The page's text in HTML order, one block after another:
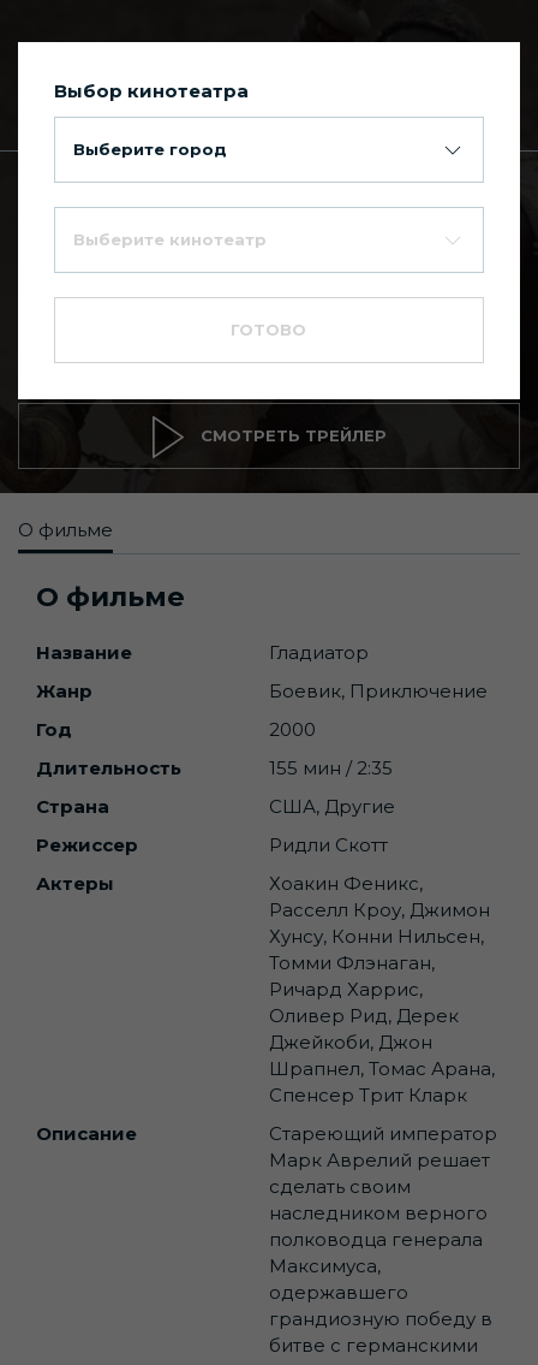
Гладиатор 8.3
СМОТРЕТЬ ТРЕЙЛЕР
О фильме
О фильме
Название
Гладиатор
Жанр
Боевик, Приключение
Год
2000
Длительность
155 мин / 2:35
Страна
США, Другие
Режиссер
Ридли Скотт
Актеры
Хоакин Феникс,
Расселл Кроу, Джимон
Хунсу, Конни Нильсен,
Томми Флэнаган,
Ричард Харрис,
Оливер Рид, Дерек
Джейкоби, Джон
Шрапнел, Томас Арана,
Спенсер Трит Кларк
Описание
Стареющий император
Марк Аврелий решает
сделать своим
наследником верного
полководца генерала
Максимуса,
одержавшего
грандиозную победу в
битве с германскими
Выбор кинотеатра
Выберите город
Выберите кинотеатр
ГОТОВО